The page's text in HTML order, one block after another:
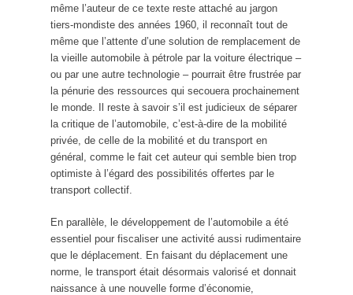
même l’auteur de ce texte reste attaché au jargon
tiers-mondiste des années 1960, il reconnaît tout de
même que l’attente d’une solution de remplacement de
la vieille automobile à pétrole par la voiture électrique –
ou par une autre technologie – pourrait être frustrée par
la pénurie des ressources qui secouera prochainement
le monde. Il reste à savoir s’il est judicieux de séparer
la critique de l’automobile, c’est-à-dire de la mobilité
privée, de celle de la mobilité et du transport en
général, comme le fait cet auteur qui semble bien trop
optimiste à l’égard des possibilités offertes par le
transport collectif.
En parallèle, le développement de l’automobile a été
essentiel pour fiscaliser une activité aussi rudimentaire
que le déplacement. En faisant du déplacement une
norme, le transport était désormais valorisé et donnait
naissance à une nouvelle forme d’économie,